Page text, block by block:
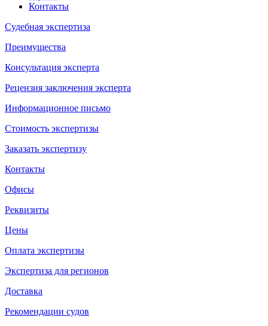
Контакты
Судебная экспертиза
Преимущества
Консультация эксперта
Рецензия заключения эксперта
Информационное письмо
Стоимость экспертизы
Заказать экспертизу
Контакты
Офисы
Реквизиты
Цены
Оплата экспертизы
Экспертиза для регионов
Доставка
Рекомендации судов